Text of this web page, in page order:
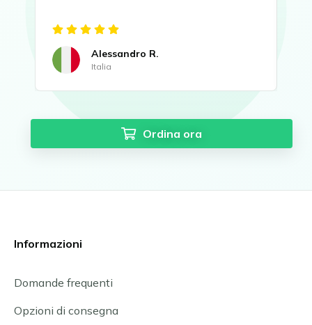
Alessandro R.
Italia
Ordina ora
Informazioni
Domande frequenti
Opzioni di consegna